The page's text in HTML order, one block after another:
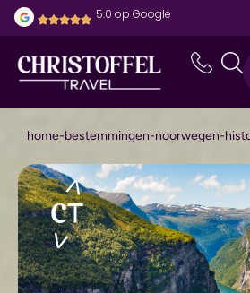
5.0 op Google
home-bestemmingen-noorwegen-